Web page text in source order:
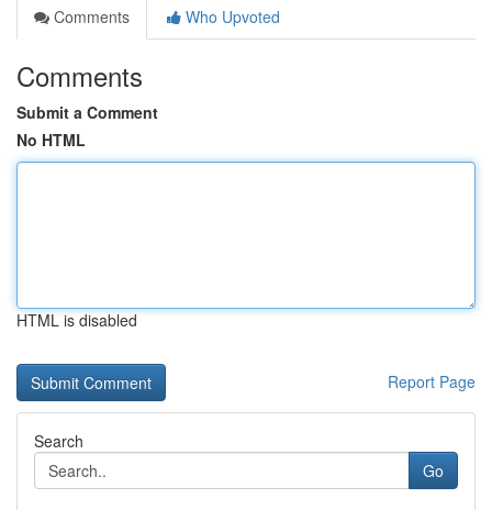
Comments
Who Upvoted
Comments
Submit a Comment
No HTML
HTML is disabled
Report Page
Search
Go